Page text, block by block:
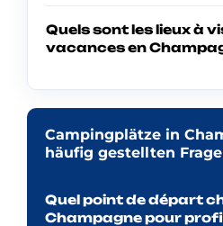
Quels sont les lieux à
vacances en
Campingplätze in
häufig gestellten
Quel point de départ
Champagne pour